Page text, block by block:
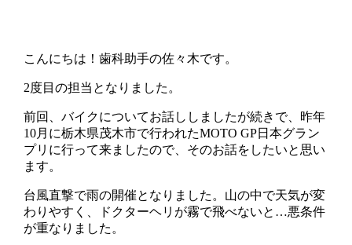
こんにちは！歯科助手の佐々木です。
2度目の担当となりました。
前回、バイクについてお話ししましたが続きで、昨年
10月に栃木県茂木市で行われたMOTO GP日本グラン
プリに行って来ましたので、そのお話をしたいと思い
ます。
台風直撃で雨の開催となりました。山の中で天気が変
わりやすく、ドクターヘリが霧で飛べないと…悪条件
が重なりました。